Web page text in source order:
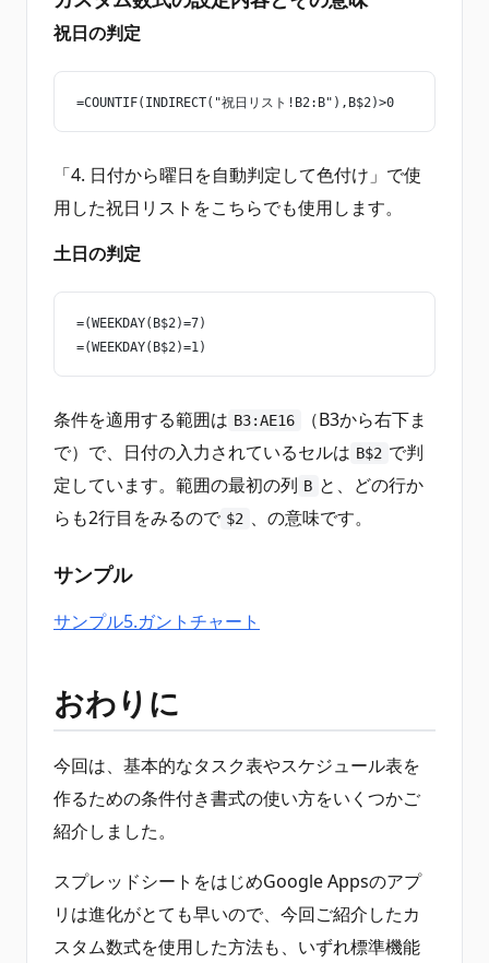
祝日の判定
=COUNTIF(INDIRECT("祝日リスト!B2:B"),B$2)>0
「4. 日付から曜日を自動判定して色付け」で使
用した祝日リストをこちらでも使用します。
土日の判定
=(WEEKDAY(B$2)=7)
=(WEEKDAY(B$2)=1)
条件を適用する範囲は B3:AE16
（B3から右下ま
で）で、日付の入力されているセルは B$2 で判
定しています。範囲の最初の列 B と、どの行か
らも2行目をみるので $2 、の意味です。
サンプル
サンプル5.ガントチャート
おわりに
今回は、基本的なタスク表やスケジュール表を
作るための条件付き書式の使い方をいくつかご
紹介しました。
スプレッドシートをはじめGoogle Appsのアプ
リは進化がとても早いので、今回ご紹介したカ
スタム数式を使用した方法も、いずれ標準機能